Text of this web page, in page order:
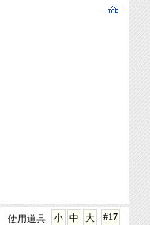
#17
大
中
小
使用道具